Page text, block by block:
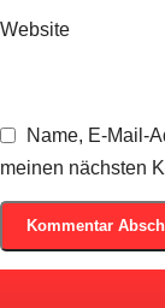
Website
Name, E-Mail-
meinen nächsten